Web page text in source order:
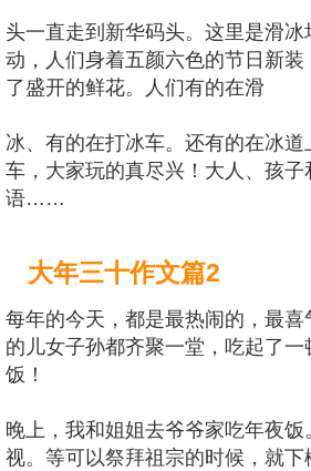
头一直走到新华码头。这里是滑
动，人们身着五颜六色的节日新装
了盛开的鲜花。人们有的在滑
冰、有的在打冰车。还有的在冰
车，大家玩的真尽兴！大人、孩
语……
大年三十作文篇2
每年的今天，都是最热闹的，最
的儿女子孙都齐聚一堂，吃起了
饭！
晚上，我和姐姐去爷爷家吃年夜
视。等可以祭拜祖宗的时候，就